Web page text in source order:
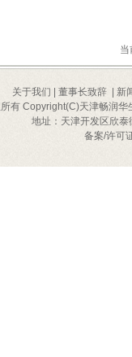
关于我们 董事长致辞
新
所有 Copyright(C)天津畅润
地址：天津开发区欣
备案/许可